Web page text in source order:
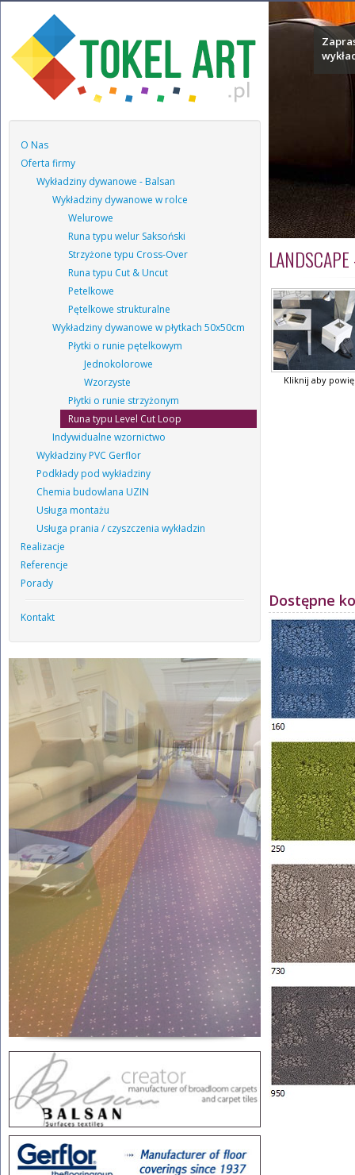
O Nas
Oferta firmy
Wykładziny dywanowe - Balsan
Wykładziny dywanowe w rolce
Welurowe
Runa typu welur Saksoński
Strzyżone typu Cross-Over
Runa typu Cut & Uncut
Petelkowe
Pętelkowe strukturalne
Wykładziny dywanowe w płytkach 50x50cm
Płytki o runie pętelkowym
Jednokolorowe
Wzorzyste
Płytki o runie strzyżonym
Runa typu Level Cut Loop
Indywidualne wzornictwo
Wykładziny PVC Gerflor
Podkłady pod wykładziny
Chemia budowlana UZIN
Usługa montażu
Usługa prania / czyszczenia wykładzin
Realizacje
Referencje
Porady
Kontakt
Kliknij aby
Dostępne